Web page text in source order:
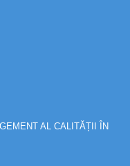
AL CALITĂȚII ÎN